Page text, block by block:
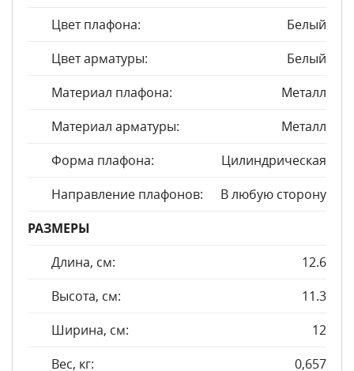
Цвет плафона:
Белый
Цвет арматуры:
Белый
Материал плафона:
Металл
Материал арматуры:
Металл
Форма плафона:
Цилиндрическая
Направление плафонов:
В любую сторону
РАЗМЕРЫ
Длина, см:
12.6
Высота, см:
11.3
Ширина, см:
12
Вес, кг:
0,657